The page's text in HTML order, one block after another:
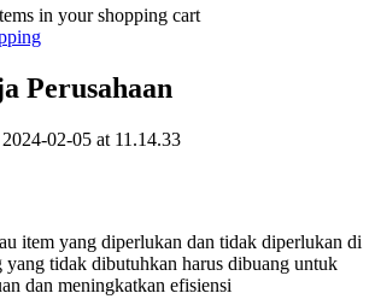
in your shopping cart
Perusahaan
item yang diperlukan dan tidak diperlukan di
yang tidak dibutuhkan harus dibuang untuk
dan meningkatkan efisiensi